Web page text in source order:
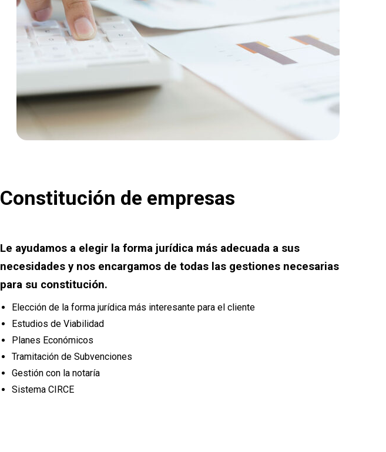
Constitución de empresas
Le ayudamos a elegir la forma jurídica más adecuada a sus
necesidades y nos encargamos de todas las gestiones necesarias
para su constitución.
Elección de la forma jurídica más interesante para el cliente
Estudios de Viabilidad
Planes Económicos
Tramitación de Subvenciones
Gestión con la notaría
Sistema CIRCE